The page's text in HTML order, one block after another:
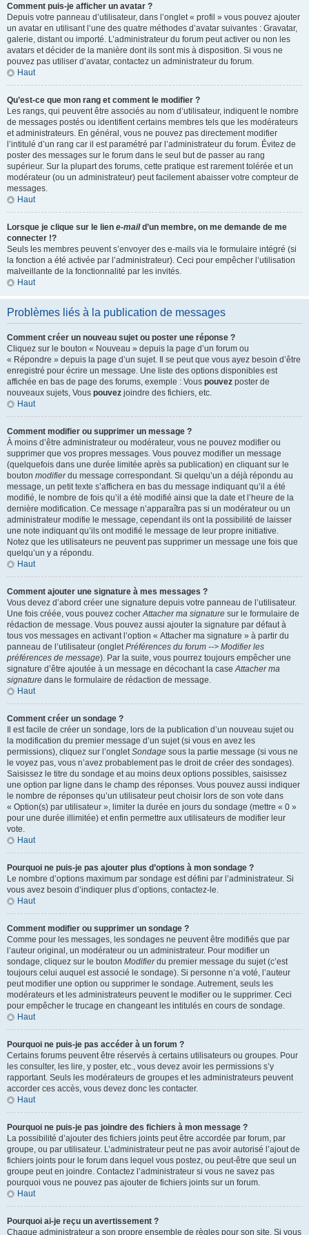
Comment puis-je afficher un avatar ?
Depuis votre panneau d’utilisateur, dans l’onglet « profil » vous pouvez ajouter
un avatar en utilisant l’une des quatre méthodes d’avatar suivantes : Gravatar,
galerie, distant ou importé. L’administrateur du forum peut activer ou non les
avatars et décider de la manière dont ils sont mis à disposition. Si vous ne
pouvez pas utiliser d’avatar, contactez un administrateur du forum.
Haut
Qu’est-ce que mon rang et comment le modifier ?
Les rangs, qui peuvent être associés au nom d’utilisateur, indiquent le nombre
de messages postés ou identifient certains membres tels que les modérateurs
et administrateurs. En général, vous ne pouvez pas directement modifier
l’intitulé d’un rang car il est paramétré par l’administrateur du forum. Évitez de
poster des messages sur le forum dans le seul but de passer au rang
supérieur. Sur la plupart des forums, cette pratique est rarement tolérée et un
modérateur (ou un administrateur) peut facilement abaisser votre compteur de
messages.
Haut
Lorsque je clique sur le lien e-maild’un membre, on me demande de me
connecter !?
Seuls les membres peuvent s’envoyer des e-mails via le formulaire intégré (si
la fonction a été activée par l’administrateur). Ceci pour empêcher l’utilisation
malveillante de la fonctionnalité par les invités.
Haut
Problèmes liés à la publication de messages
Comment créer un nouveau sujet ou poster une réponse ?
Cliquez sur le bouton « Nouveau » depuis la page d’un forum ou
« Répondre » depuis la page d’un sujet. Il se peut que vous ayez besoin d’être
enregistré pour écrire un message. Une liste des options disponibles est
affichée en bas de page des forums, exemple : Vous pouvez poster de
nouveaux sujets, Vous pouvez joindre des fichiers, etc.
Haut
Comment modifier ou supprimer un message ?
À moins d’être administrateur ou modérateur, vous ne pouvez modifier ou
supprimer que vos propres messages. Vous pouvez modifier un message
(quelquefois dans une durée limitée après sa publication) en cliquant sur le
bouton modifierdu message correspondant. Si quelqu’un a déjà répondu au
message, un petit texte s’affichera en bas du message indiquant qu’il a été
modifié, le nombre de fois qu’il a été modifié ainsi que la date et l’heure de la
dernière modification. Ce message n’apparaîtra pas si un modérateur ou un
administrateur modifie le message, cependant ils ont la possibilité de laisser
une note indiquant qu’ils ont modifié le message de leur propre initiative.
Notez que les utilisateurs ne peuvent pas supprimer un message une fois que
quelqu’un y a répondu.
Haut
Comment ajouter une signature à mes messages ?
Vous devez d’abord créer une signature depuis votre panneau de l’utilisateur.
Une fois créée, vous pouvez cocherAttacher ma signature sur le formulaire de
rédaction de message. Vous pouvez aussi ajouter la signature par défaut à
tous vos messages en activant l’option « Attacher ma signature » à partir du
panneau de l’utilisateur (ongletPréférences du forum --> Modifier les
préférences de message). Par la suite, vous pourrez toujours empêcher une
signature d’être ajoutée à un message en décochant la caseAttacher ma
signature dans le formulaire de rédaction de message.
Haut
Comment créer un sondage ?
Il est facile de créer un sondage, lors de la publication d’un nouveau sujet ou
la modification du premier message d’un sujet (si vous en avez les
permissions), cliquez sur l’ongletSondage sous la partie message (si vous ne
le voyez pas, vous n’avez probablement pas le droit de créer des sondages).
Saisissez le titre du sondage et au moins deux options possibles, saisissez
une option par ligne dans le champ des réponses. Vous pouvez aussi indiquer
le nombre de réponses qu’un utilisateur peut choisir lors de son vote dans
« Option(s) par utilisateur », limiter la durée en jours du sondage (mettre « 0 »
pour une durée illimitée) et enfin permettre aux utilisateurs de modifier leur
vote.
Haut
Pourquoi ne puis-je pas ajouter plus d’options à mon sondage ?
Le nombre d’options maximum par sondage est défini par l’administrateur. Si
vous avez besoin d’indiquer plus d’options, contactez-le.
Haut
Comment modifier ou supprimer un sondage ?
Comme pour les messages, les sondages ne peuvent être modifiés que par
l’auteur original, un modérateur ou un administrateur. Pour modifier un
sondage, cliquez sur le bouton Modifierdu premier message du sujet (c’est
toujours celui auquel est associé le sondage). Si personne n’a voté, l’auteur
peut modifier une option ou supprimer le sondage. Autrement, seuls les
modérateurs et les administrateurs peuvent le modifier ou le supprimer. Ceci
pour empêcher le trucage en changeant les intitulés en cours de sondage.
Haut
Pourquoi ne puis-je pas accéder à un forum ?
Certains forums peuvent être réservés à certains utilisateurs ou groupes. Pour
les consulter, les lire, y poster, etc., vous devez avoir les permissions s’y
rapportant. Seuls les modérateurs de groupes et les administrateurs peuvent
accorder ces accès, vous devez donc les contacter.
Haut
Pourquoi ne puis-je pas joindre des fichiers à mon message ?
La possibilité d’ajouter des fichiers joints peut être accordée par forum, par
groupe, ou par utilisateur. L’administrateur peut ne pas avoir autorisé l’ajout de
fichiers joints pour le forum dans lequel vous postez, ou peut-être que seul un
groupe peut en joindre. Contactez l’administrateur si vous ne savez pas
pourquoi vous ne pouvez pas ajouter de fichiers joints sur un forum.
Haut
Pourquoi ai-je reçu un avertissement ?
Chaque administrateur a son propre ensemble de règles pour son site. Si vous